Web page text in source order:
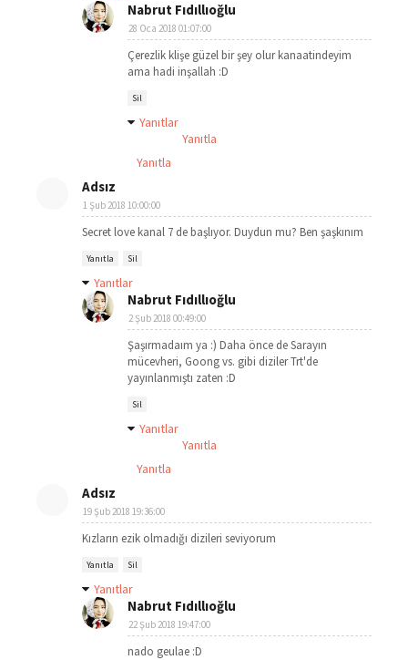
Nabrut Fıdıllıoğlu
28 Oca 2018 01:07:00
Çerezlik klişe güzel bir şey olur kanaatindeyim
ama hadi inşallah :D
Sil
Yanıtlar
Yanıtla
Yanıtla
Adsız
1 Şub 2018 10:00:00
Secret love kanal 7 de başlıyor. Duydun mu? Ben şaşkınım
Yanıtla Sil
Yanıtlar
Nabrut Fıdıllıoğlu
2 Şub 2018 00:49:00
Şaşırmadaım ya :) Daha önce de Sarayın
mücevheri, Goong vs. gibi diziler Trt'de
yayınlanmıştı zaten :D
Sil
Yanıtlar
Yanıtla
Yanıtla
Adsız
19 Şub 2018 19:36:00
Kızların ezik olmadığı dizileri seviyorum
Yanıtla Sil
Yanıtlar
Nabrut Fıdıllıoğlu
22 Şub 2018 19:47:00
nado geulae :D